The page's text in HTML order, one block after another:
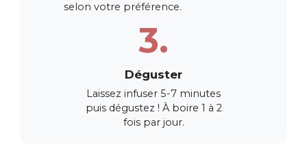
selon votre préférence.
3.
Déguster
Laissez infuser 5-7 minutes
puis dégustez ! À boire 1 à 2
fois par jour.